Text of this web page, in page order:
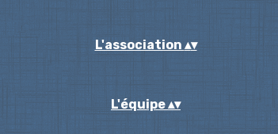
L'association ▴▾
L'équipe▴▾